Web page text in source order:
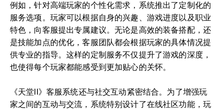
例如，针对高端玩家的个性化需求，系统推出了定制化的
服务选项。玩家可以根据自身的兴趣、游戏进度以及职业
特色，向客服提出专属建议。无论是高效的装备搭配，还
是技能加点的优化，客服团队都会根据玩家的具体情况提
供专业的指导。这样的定制服务不仅提升了游戏的深度，
也使得每个玩家都能感受到更加贴心的关怀。
《天堂II》客服系统还与社交互动紧密结合。为了增强玩
家之间的互动与交流，系统特别设计了在线社区功能，玩